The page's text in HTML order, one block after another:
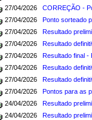
27/04/2026
CORREÇÃO -
27/04/2026
Ponto sorteado
27/04/2026
Resultado
27/04/2026
Resultado
27/04/2026
Resultado final -
27/04/2026
Resultado
27/04/2026
Resultado
27/04/2026
Pontos para as
24/04/2026
Resultado
24/04/2026
Resultado